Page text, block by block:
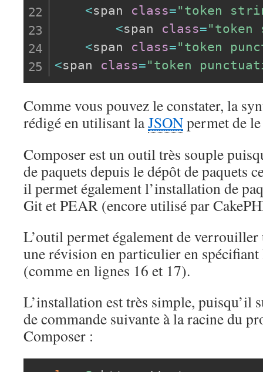
<span class="token
<span class="token
<span class="token
<span class="token
Comme vous pouvez le constater, la
rédigé en utilisant laJSONpermet de
Composer est un outil très souple
de paquets depuis le dépôt de paquets
il permet également l’installation de
Git et PEAR (encore utilisé par
L’outil permet également de verrouiller
une révision en particulier en
(comme en lignes 16 et 17).
L’installation est très simple, puisqu’il
de commande suivante à la racine du
Composer :